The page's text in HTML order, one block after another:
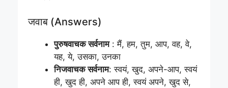
जवाब (Answers)
पुरुषवाचक सर्वनाम: मैं, हम, तुम, आप, वह, वे,
यह, ये, उसका, उनका
निजवाचक सर्वनाम: स्वयं, खुद, अपने-आप, स्वयं
ही, खुद ही, अपने आप ही, स्वयं अपने, खुद से,